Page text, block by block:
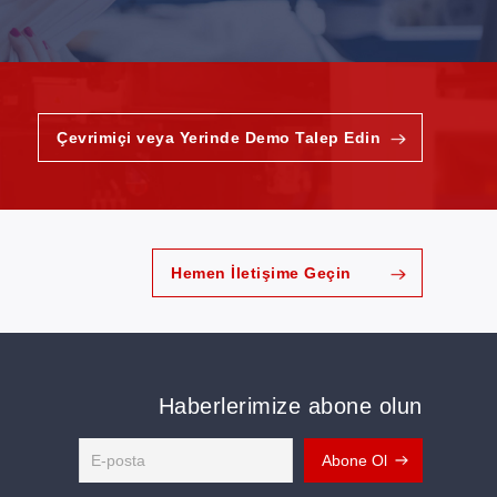
Çevrimiçi veya Yerinde Demo Talep Edin
Hemen İletişime Geçin
Haberlerimize abone olun